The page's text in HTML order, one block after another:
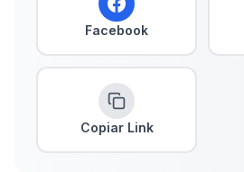
Facebook
Copiar Link